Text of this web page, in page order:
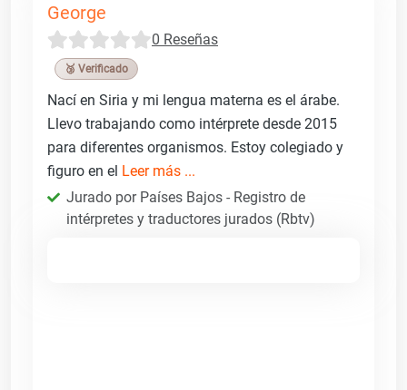
George
0 Reseñas
🥉 Verificado
Nací en Siria y mi lengua materna es el árabe.
Llevo trabajando como intérprete desde 2015
para diferentes organismos. Estoy colegiado y
figuro en el Leer más ...
Jurado por Países Bajos - Registro de
intérpretes y traductores jurados (Rbtv)